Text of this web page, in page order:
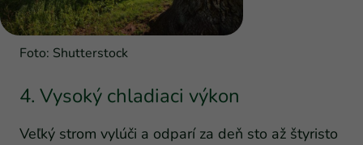
Foto: Shutterstock
4. Vysoký chladiaci výkon
Veľký strom vylúči a odparí za deň sto až štyristo